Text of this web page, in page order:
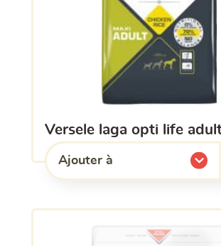
versele laga opti life
Ajouter à
l'une de mes listes.